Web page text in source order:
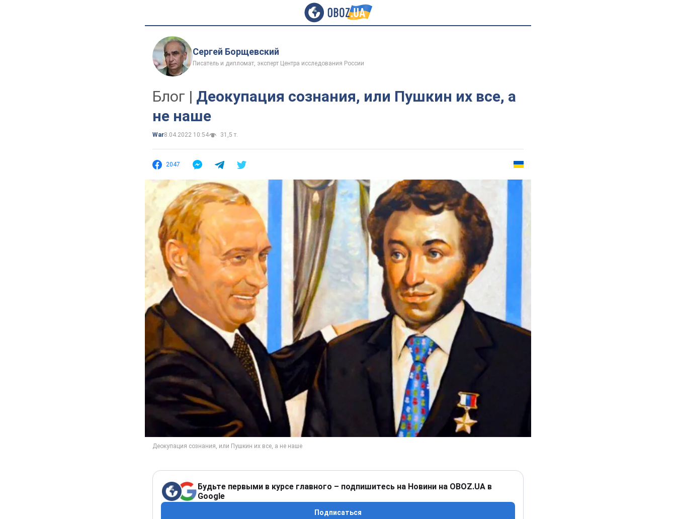
Сергей Борщевский
Писатель и дипломат, эксперт Центра исследования России
Блог | Деокупация сознания, или Пушкин их все, а
не наше
War8.04.2022 10:54 31,5 т.
2047
Будьте первыми в курсе главного – подпишитесь на Новини на OBOZ.UA в
Google
Подписаться